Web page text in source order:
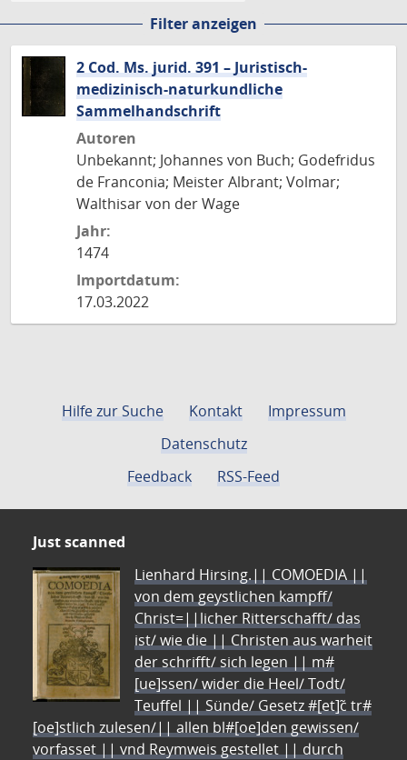
Filter anzeigen
2 Cod. Ms. jurid. 391 – Juristisch-
medizinisch-naturkundliche
Sammelhandschrift
Autoren
Unbekannt; Johannes von Buch; Godefridus
de Franconia; Meister Albrant; Volmar;
Walthisar von der Wage
Jahr:
1474
Importdatum:
17.03.2022
Hilfe zur Suche Kontakt
Impressum
Datenschutz
Feedback
RSS-Feed
Just scanned
Lienhard Hirsing.|| COMOEDIA ||
von dem geystlichen kampff/
Christ=||licher Ritterschafft/ das
ist/ wie die || Christen aus warheit
der schrifft/ sich legen || m#
[ue]ssen/ wider die Heel/ Todt/
Teuffel || Sünde/ Gesetz #[et]c̃ tr#
[oe]stlich zulesen/|| allen bl#[oe]den gewissen/
vorfasset || vnd Reymweis gestellet || durch